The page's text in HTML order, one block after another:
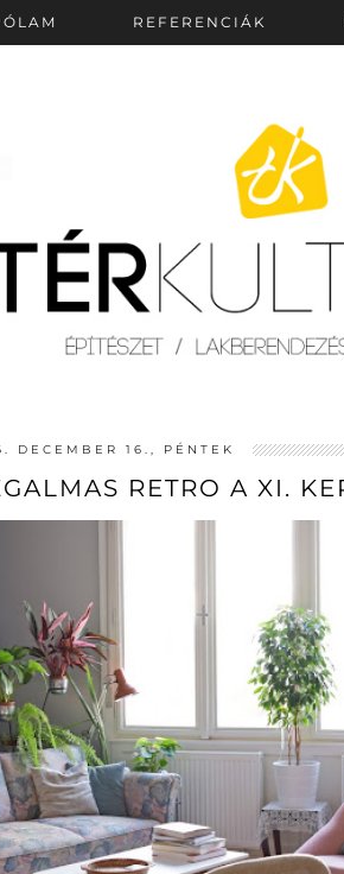
REFERENCIÁK
DECEMBER 16., PÉNTEK
RETRO A XI.